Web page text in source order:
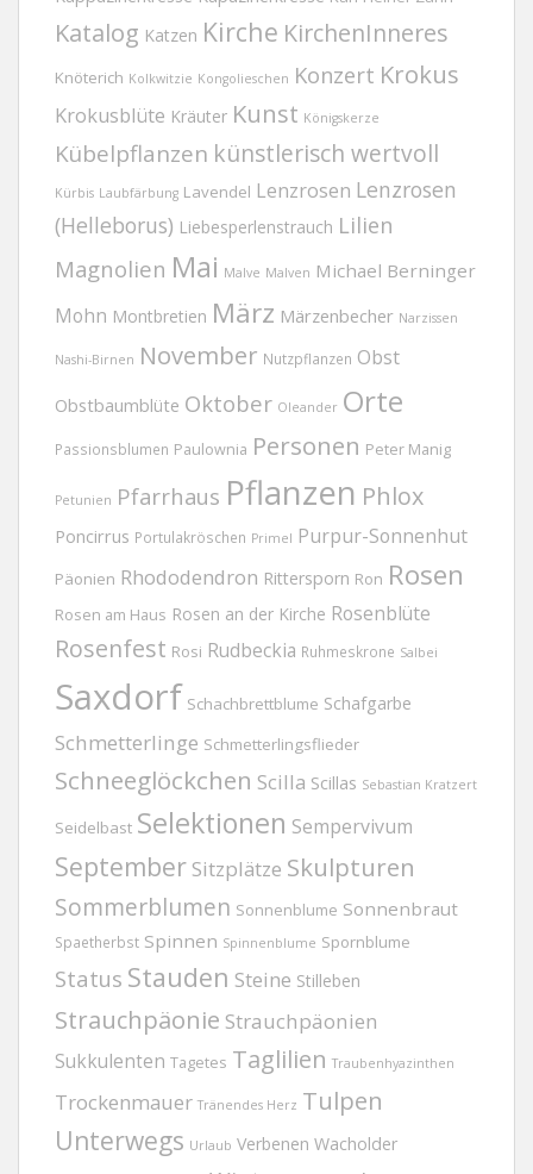
Katalog Katzen Kirche KirchenInneres
Knöterich Kolkwitzie Kongolieschen Konzert Krokus
Krokusblüte Kräuter Kunst Königskerze
Kübelpflanzen künstlerisch wertvoll
Kürbis Laubfärbung Lavendel Lenzrosen Lenzrosen
(Helleborus) Liebesperlenstrauch Lilien
Magnolien Mai Malve Malven Michael Berninger
Mohn Montbretien März Märzenbecher Narzissen
Nashi-Birnen November Nutzpflanzen Obst
Obstbaumblüte Oktober Oleander Orte
Passionsblumen Paulownia Personen Peter Manig
Petunien Pfarrhaus Pflanzen Phlox
Poncirrus Portulakröschen Primel Purpur-Sonnenhut
Päonien Rhododendron Rittersporn Ron Rosen
Rosen am Haus Rosen an der Kirche Rosenblüte
Rosenfest Rosi Rudbeckia Ruhmeskrone Salbei
Saxdorf Schachbrettblume Schafgarbe
Schmetterlinge Schmetterlingsflieder
Schneeglöckchen Scilla Scillas Sebastian Kratzert
Seidelbast Selektionen Sempervivum
September Sitzplätze Skulpturen
Sommerblumen Sonnenblume Sonnenbraut
Spaetherbst Spinnen Spinnenblume Spornblume
Status Stauden Steine Stilleben
Strauchpäonie Strauchpäonien
Sukkulenten Tagetes Taglilien Traubenhyazinthen
Trockenmauer Tränendes Herz Tulpen
Unterwegs Urlaub Verbenen Wacholder